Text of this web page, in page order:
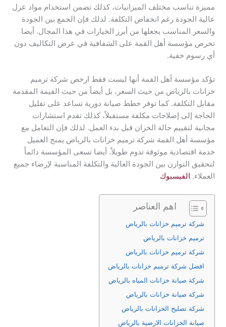
مميزة تناسب مختلف الميزانيات، كذلك تضمن استخدام مواد عزل
عالية الجودة رغم انخفاض التكلفة. لذلك فإن الجمع بين الجودة
والسعر المناسب يجعلها من أبرز الخيارات في هذا المجال. أيضا
تحرص مؤسسة أهل القمة على الشفافية في عرض التكاليف دون
أي رسوم خفية.
تؤكد مؤسسة أهل القمة أنها ليست فقط ارخص شركة ترميم
خزانات بالرياض من حيث السعر، بل أيضاً من حيث القيمة المقدمة
مقابل التكلفة. كما توفر خطط صيانة دورية تساعد على تقليل
الحاجة إلى إصلاحات مكلفة مستقبلاً، كذلك تقدم استشارات
مجانية لتقييم حالة الخزان قبل بدء العمل. لذلك فإن التعامل مع
مؤسسة أهل القمة شركة ترميم خزانات بالرياض يمنح العميل
خدمة اقتصادية موثوقة تدوم طويلاً. أيضا تسعى المؤسسة دائماً
لتحقيق التوازن بين الجودة العالية والتكلفة المناسبة لإرضاء جميع
العملاء.
الفيسبوك
اهم العناصر
شركة ترميم خزانات بالرياض
ترميم خزانات بالرياض
شركة ترميم خزانات بالرياض
افضل شركة ترميم خزانات بالرياض
شركة صيانة خزانات المياه بالرياض
شركة صيانة خزانات بالرياض
شركة تصليح الخزانات بالرياض
صيانة الخزانات الارضية بالرياض